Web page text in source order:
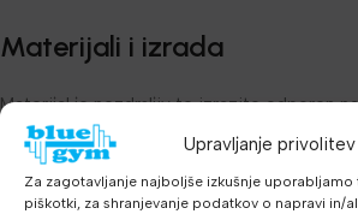
Upravljanje privolitev
Za zagotavljanje najboljše izkušnje
piškotki, za shranjevanje podatkov o napravi in/
Materijali i izrada
Materijal je nezdrsljiv te izrazito odporen
Terapijski stol narejen je od kakovostnih,
materijala i izuzetno vzdržljive tkanine koja
svoju pasturu.